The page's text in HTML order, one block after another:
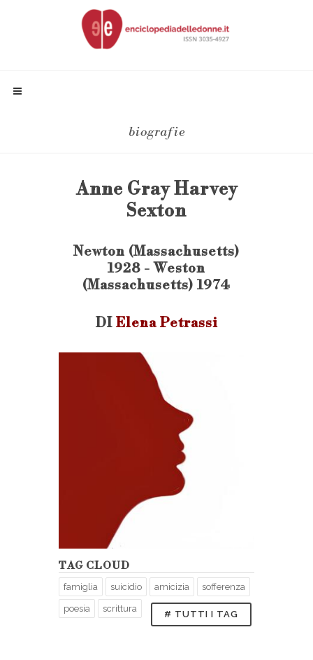
biografie
Anne Gray Harvey
Sexton
Newton (Massachusetts)
1928 - Weston
(Massachusetts) 1974
DI Elena Petrassi
TAG CLOUD
famiglia suicidio amicizia sofferenza
poesia scrittura
# TUTTI I TAG